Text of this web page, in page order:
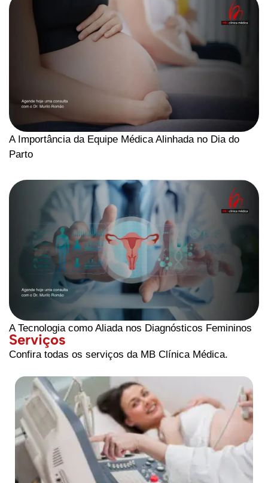
A Importância da Equipe Médica Alinhada no Dia do
Parto
A Tecnologia como Aliada nos Diagnósticos Femininos
Serviços
Confira todas os serviços da MB Clínica Médica.